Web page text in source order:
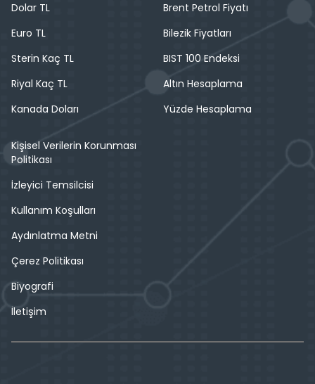
Dolar TL
Euro TL
Sterin Kaç TL
Riyal Kaç TL
Kanada Doları
Brent Petrol Fiyatı
Bilezik Fiyatları
BIST 100 Endeksi
Altın Hesaplama
Yüzde Hesaplama
Kişisel Verilerin Korunması
Politikası
İzleyici Temsilcisi
Kullanım Koşulları
Aydınlatma Metni
Çerez Politikası
Biyografi
İletişim